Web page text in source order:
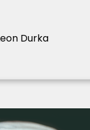
Durka